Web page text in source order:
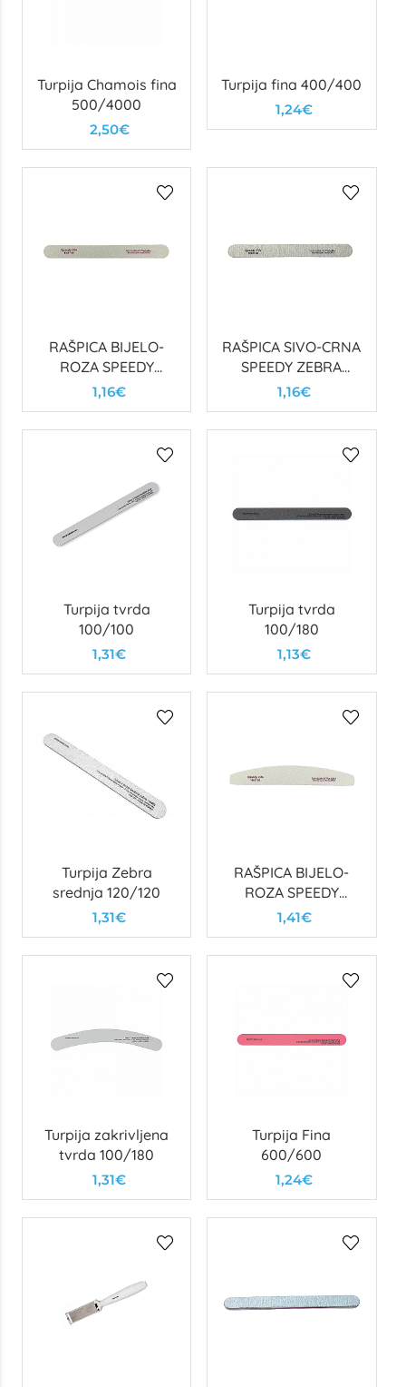
Turpija Chamois fina
500/4000
2,50€
Turpija fina 400/400
1,24€
RAŠPICA BIJELO-
ROZA SPEEDY
100/100
1,16€
RAŠPICA SIVO-CRNA
SPEEDY ZEBRA
100/180
1,16€
Turpija tvrda
100/100
1,31€
Turpija tvrda
100/180
1,13€
Turpija Zebra
srednja 120/120
1,31€
RAŠPICA BIJELO-
ROZA SPEEDY
100/100
1,41€
Turpija zakrivljena
tvrda 100/180
1,31€
Turpija Fina
600/600
1,24€